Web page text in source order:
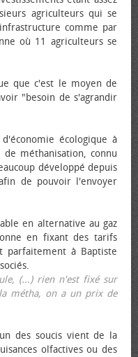
agriculteurs qui se
comme par
où 11 agriculteurs se
que c'est le moyen de
"besoin de s'agrandir
écologique à
méthanisation, connu
développé depuis
de pouvoir l'envoyer
en alternative au gaz
en fixant des tarifs
parfaitement à Baptiste
(...) rien n'est fixé sur
métha, on a un prix de
des soucis vient de la
olfactives ou des